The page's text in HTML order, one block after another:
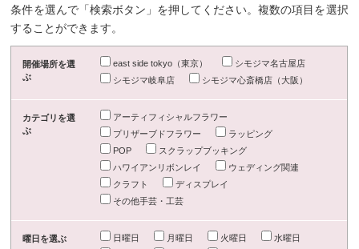
条件を選んで「検索ボタン」を押してください。複数の項目を選択
することができます。
開催場所を選
ぶ
east side tokyo（東京）
シモジマ名古屋店
シモジマ岐阜店
シモジマ心斎橋店（大阪）
カテゴリを選
ぶ
アーティフィシャルフラワー
プリザーブドフラワー
ラッピング
POP
スクラップブッキング
ハワイアンリボンレイ
ウェディング関連
クラフト
ディスプレイ
その他手芸・工芸
曜日を選ぶ 日曜日 月曜日 火曜日
水曜日